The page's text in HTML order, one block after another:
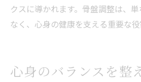
クスに導かれます。骨盤調整は、
なく、心身の健康を支える重要な役
心身のバランスを整